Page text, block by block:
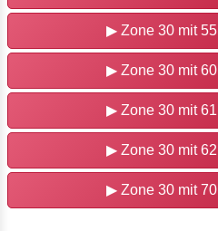
▶ Zone 30 mit 55
▶ Zone 30 mit 60
▶ Zone 30 mit 61
▶ Zone 30 mit 62
▶ Zone 30 mit 70